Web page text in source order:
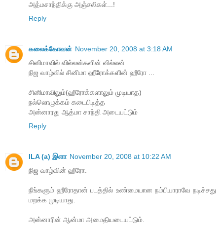
அத்மசாந்திக்கு அஞ்சலிகள்...!
Reply
கலைக்கோவன் November 20, 2008 at 3:18 AM
சினிமாவில் வில்லன்களின் வில்லன்
நிஜ வாழ்வில் சினிமா ஹீரோக்களின் ஹீரோ ...
சினிமாவிலும்(ஹீரோக்களாலும் முடியாத)
நல்லொழுக்கம் கடைபிடித்த
அன்னாரது ஆத்மா சாந்தி அடையட்டும்
Reply
ILA (a) இளா November 20, 2008 at 10:22 AM
நிஜ வாழ்வின் ஹீரோ.
நீங்களும் ஹீரோதான் படத்தில் உண்மையான நம்பியாராவே நடிச்சது
மறக்க முடியாது.
அன்னாரின் ஆன்மா அமைதியடையட்டும்.